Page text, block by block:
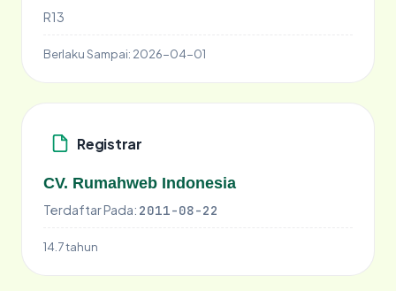
R13
Berlaku Sampai: 2026-04-01
Registrar
CV. Rumahweb Indonesia
Terdaftar Pada: 2011-08-22
14.7 tahun